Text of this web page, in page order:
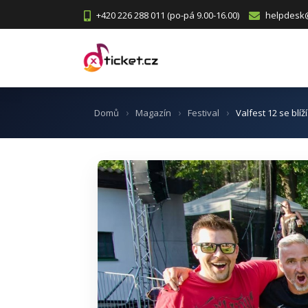
+420 226 288 011 (po-pá 9.00-16.00)
Domů Magazín Festival Valfest 12 se